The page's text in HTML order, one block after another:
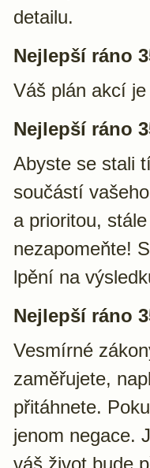
detailu.
Nejlepší ráno
Váš plán akcí
Nejlepší ráno
Abyste se stali
součástí
a prioritou,
nezapomeňte!
lpění na
Nejlepší ráno
Vesmírné
zaměřujete,
přitáhnete.
jenom negace.
váš život bude